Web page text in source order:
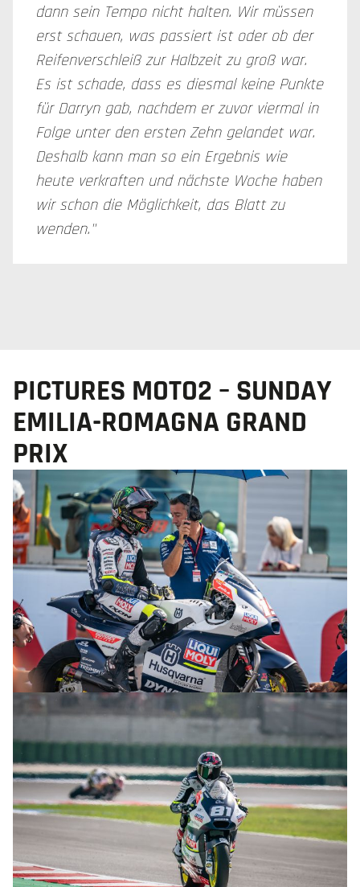
dann sein Tempo nicht halten. Wir müssen
erst schauen, was passiert ist oder ob der
Reifenverschleiß zur Halbzeit zu groß war.
Es ist schade, dass es diesmal keine Punkte
für Darryn gab, nachdem er zuvor viermal in
Folge unter den ersten Zehn gelandet war.
Deshalb kann man so ein Ergebnis wie
heute verkraften und nächste Woche haben
wir schon die Möglichkeit, das Blatt zu
wenden."
PICTURES MOTO2 – SUNDAY
EMILIA-ROMAGNA GRAND
PRIX
© R.Lekl